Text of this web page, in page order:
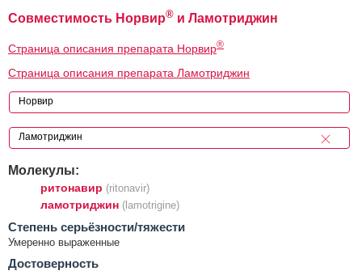
Совместимость Норвир® и Ламотриджин
Страница описания препарата Норвир®
Страница описания препарата Ламотриджин
Молекулы:
ритонавир (ritonavir)
ламотриджин (lamotrigine)
Cтепень серьёзности/тяжести
Умеренно выраженные
Достоверность